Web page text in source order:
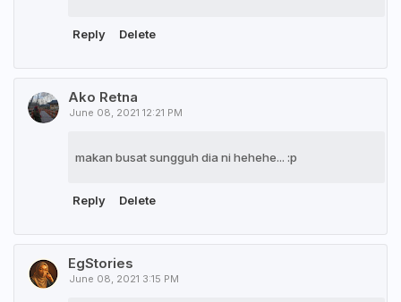
Reply Delete
Ako Retna
June 08, 2021 12:21 PM
makan busat sungguh dia ni hehehe... :p
Reply Delete
EgStories
June 08, 2021 3:15 PM